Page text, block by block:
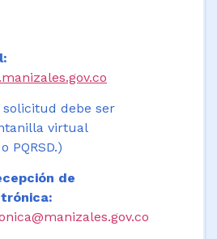
debe ser
virtual
PQRSD.)
de